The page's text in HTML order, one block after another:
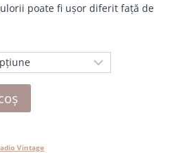
poate fi ușor diferit față de
Vintage